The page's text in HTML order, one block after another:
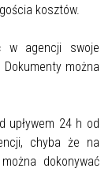
kosztów.
w agencji swoje
można
upływem 24 h od
chyba że na
dokonywać